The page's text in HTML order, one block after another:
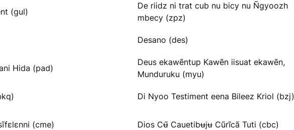
(gul)
De riidz ni trat cub nu bicy nu Ñgyoozh
mbecy (zpz)
Desano (des)
Hida (pad)
Deus ekawẽntup Kawẽn iisuat ekawẽn,
Munduruku (myu)
Di Nyoo Testiment eena Bileez Kriol (bzj)
(cme) Dios Cʉ̃ Cauetibʉjʉ Cũrĩcã Tuti (cbc)